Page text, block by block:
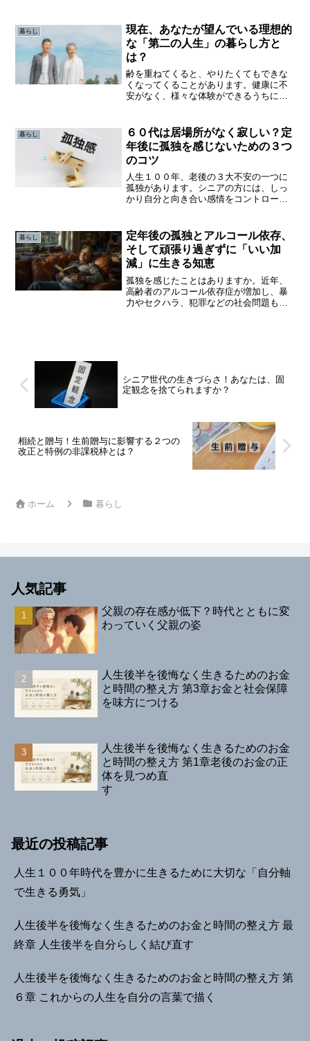
る」のようです。ひと昔前の上司像とは
時代とともに大きく変わりました。
暮らし
現在、あなたが望んでいる理想的
な「第二の人生」の暮らし方と
は？
齢を重ねてくると、やりたくてもできな
くなってくることがあります。健康に不
安がなく、様々な体験ができるうちに、
ら「やっておけばよかった」と後悔しな
いようにしたいものです。
暮らし
６０代は居場所がなく寂しい？定
年後に孤独を感じないための３つ
のコツ
人生１００年、老後の３大不安の一つに
孤独があります。シニアの方には、しっ
かり自分と向き合い感情をコントロール
います。背景には、自分の居場所がなく
なる寂しさがあるようです。
暮らし
定年後の孤独とアルコール依存、
そして頑張り過ぎずに「いい加
減」に生きる知恵
孤独を感じたことはありますか。近年、
高齢者のアルコール依存症が増加し、暴
力やセクハラ、犯罪などの社会問題も目
シニア世代の生きづらさ！あなたは、固
定観念を捨てられますか？
相続と贈与！生前贈与に影響する２つの
改正と特例の非課税枠とは？
ホーム 暮らし
人気記事
父親の存在感が低下？時代とともに変
わっていく父親の姿
人生後半を後悔なく生きるためのお金
と時間の整え方 第3章お金と社会保障
を味方につける
人生後半を後悔なく生きるためのお金
と時間の整え方 第1章老後のお金の正
体を見つめ直
す
最近の投稿記事
人生１００年時代を豊かに生きるために大切な「自分軸
で生きる勇気」
人生後半を後悔なく生きるためのお金と時間の整え方 最
終章 人生後半を自分らしく結び直す
人生後半を後悔なく生きるためのお金と時間の整え方 第
６章 これからの人生を自分の言葉で描く